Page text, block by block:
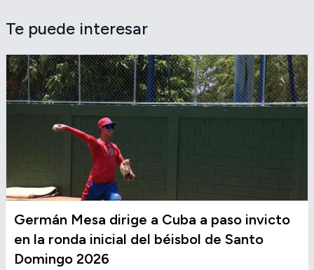
Te puede interesar
Germán Mesa dirige a Cuba a paso invicto
en la ronda inicial del béisbol de Santo
Domingo 2026